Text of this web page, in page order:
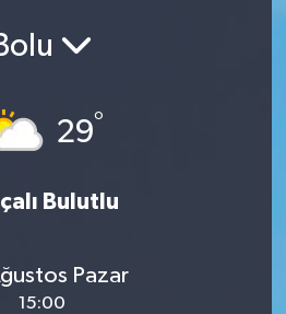
29°
Bulutlu
Pazar
15:00